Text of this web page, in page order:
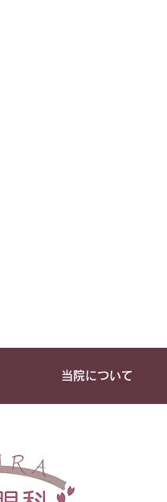
当院について